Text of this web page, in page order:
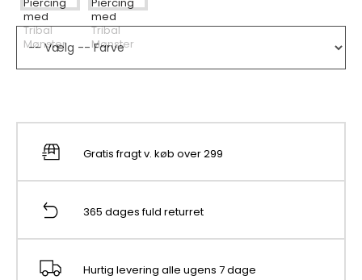
Gratis fragt v. køb over 299
365 dages fuld returret
Hurtig levering alle ugens 7 dage